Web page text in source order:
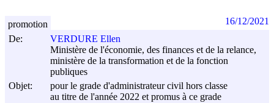
De:
VERDURE Ellen
Ministère de l'économie, des finances et de la relance,
ministère de la transformation et de la fonction
publiques
Objet:
pour le grade d'administrateur civil hors classe
au titre de l'année 2022 et promus à ce grade
promotion 16/12/2021